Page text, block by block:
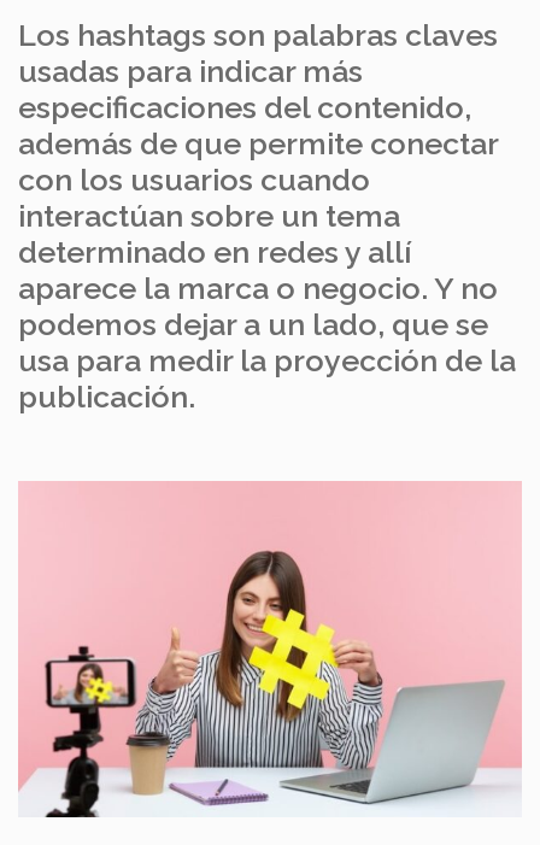
Los hashtags son palabras claves
usadas para indicar más
especificaciones del contenido,
además de que permite conectar
con los usuarios cuando
interactúan sobre un tema
determinado en redes y allí
aparece la marca o negocio. Y no
podemos dejar a un lado, que se
usa para medir la proyección de la
publicación.